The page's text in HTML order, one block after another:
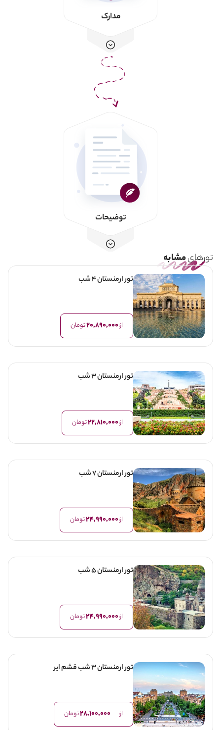
مدارک
توضیحات
تورهایمشابه
تور ارمنستان 4 شب
از:20,890,000تومان
تور ارمنستان 3 شب
از:22,810,000تومان
تور ارمنستان 7 شب
از:24,990,000تومان
تور ارمنستان 5 شب
از:24,990,000تومان
تور ارمنستان 3 شب قشم ایر
از: 28,100,000تومان